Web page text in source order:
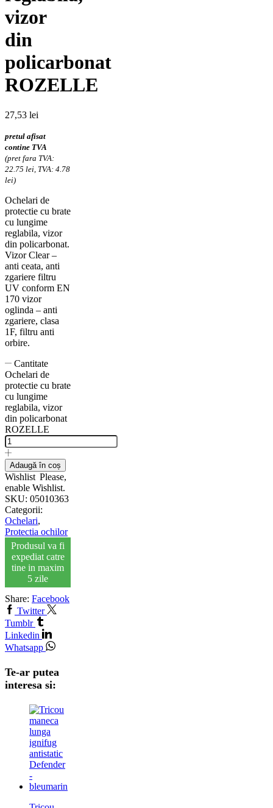
vizor
din
policarbonat
ROZELLE
27,53 lei
pretul afisat
contine TVA
(pret fara TVA:
22.75 lei, TVA: 4.78
lei)
Ochelari de
protectie cu brate
cu lungime
reglabila, vizor
din policarbonat.
Vizor Clear –
anti ceata, anti
zgariere filtru
UV conform EN
170 vizor
oglinda – anti
zgariere, clasa
1F, filtru anti
orbire.
Cantitate
Ochelari de
protectie cu brate
cu lungime
reglabila, vizor
din policarbonat
ROZELLE
Adaugă în coș
Wishlist Please,
enable Wishlist.
SKU: 05010363
Categorii:
Ochelari,
Protectia ochilor
Produsul va fi
expediat catre
tine in maxim
5 zile
Share: Facebook
Twitter
Tumblr
Linkedin
Whatsapp
Te-ar putea
interesa si: